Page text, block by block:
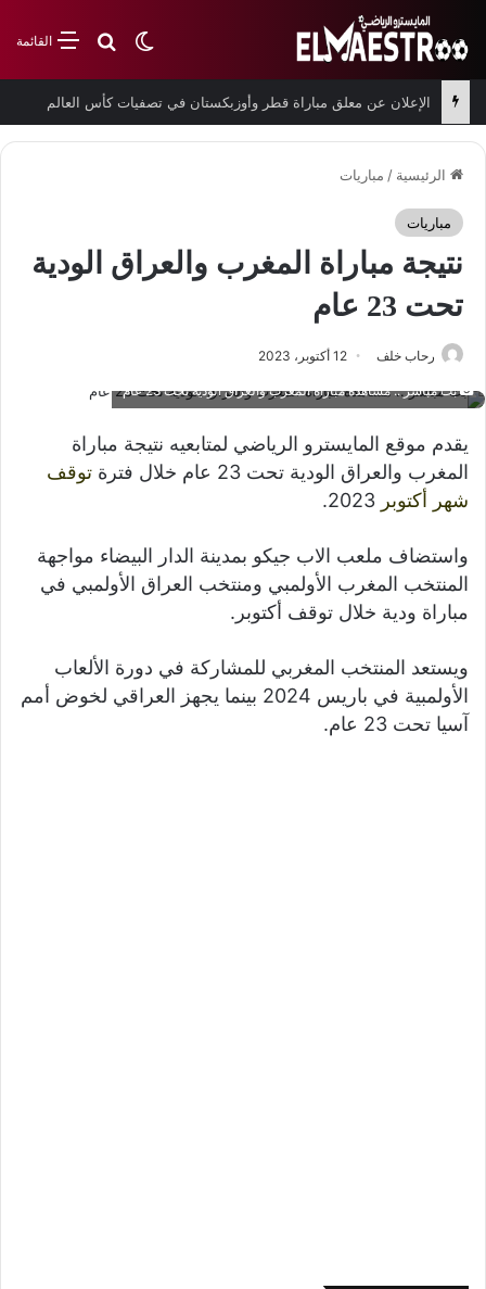
القائمةبحث عن
الوضع المظلم
الإعلان عن معلق مباراة قطر وأوزبكستان في تصفيات كأس العالم
الرئيسية / مباريات
مباريات
نتيجة مباراة المغرب والعراق الودية
تحت 23 عام
رحاب خلف 12 أكتوبر، 2023
بث مباشر .. مشاهدة مباراة المغرب والعراق الودية تحت 23 عام
يقدم موقع المايسترو الرياضي لمتابعيه نتيجة مباراة
المغرب والعراق الودية تحت 23 عام خلال فترة
توقف
شهر أكتوبر
واستضاف ملعب الاب جيكو بمدينة الدار البيضاء مواجهة
المنتخب المغرب الأولمبي ومنتخب العراق الأولمبي في
مباراة ودية خلال توقف أكتوبر.
ويستعد المنتخب المغربي للمشاركة في دورة الألعاب
الأولمبية في باريس 2024 بينما يجهز العراقي لخوض أمم
آسيا تحت 23 عام.